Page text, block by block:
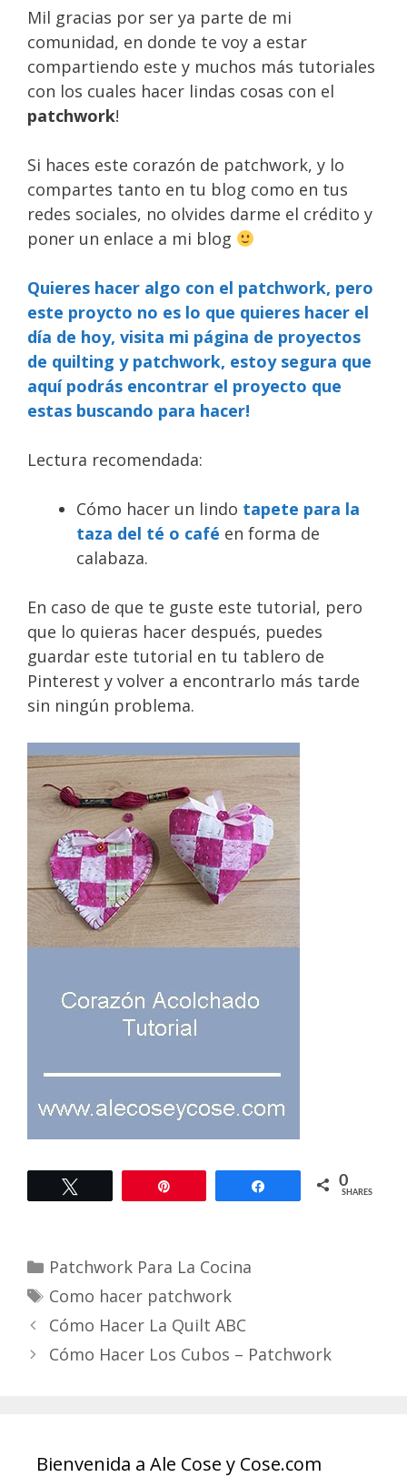
Mil gracias por ser ya parte de mi
comunidad, en donde te voy a estar
compartiendo este y muchos más tutoriales
con los cuales hacer lindas cosas con el
patchwork!
Si haces este corazón de patchwork, y lo
compartes tanto en tu blog como en tus
redes sociales, no olvides darme el crédito y
poner un enlace a mi blog
Quieres hacer algo con el patchwork, pero
este proycto no es lo que quieres hacer el
día de hoy, visita mi página de proyectos
de quilting y patchwork, estoy segura que
aquí podrás encontrar el proyecto que
estas buscando para hacer!
Lectura recomendada:
Cómo hacer un lindo tapete para la
taza del té o café en forma de
calabaza.
En caso de que te guste este tutorial, pero
que lo quieras hacer después, puedes
guardar este tutorial en tu tablero de
Pinterest y volver a encontrarlo más tarde
sin ningún problema.
0
SHARES
Categories
Patchwork Para La Cocina
Tags
Como hacer patchwork
Cómo Hacer La Quilt ABC
Cómo Hacer Los Cubos – Patchwork
Bienvenida a Ale Cose y Cose.com